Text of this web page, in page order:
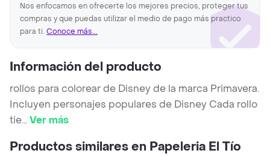
Nos enfocamos en ofrecerte los mejores precios, proteger tus
compras y que puedas utilizar el medio de pago más practico
para ti. Conoce más...
Información del producto
rollos para colorear de Disney de la marca Primavera.
Incluyen personajes populares de Disney Cada rollo
tie...Ver más
Productos similares en Papeleria El Tío